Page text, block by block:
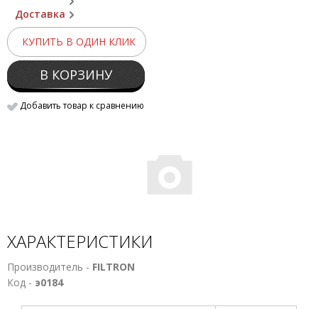
Доставка
КУПИТЬ В ОДИН КЛИК
В КОРЗИНУ
Добавить товар к сравнению
ХАРАКТЕРИСТИКИ
Производитель - FILTRON
Код - э0184